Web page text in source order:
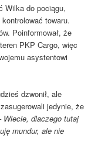
Wilka do pociągu,
towaru.
Poinformował, że
PKP Cargo, więc
asystentowi
dzwonił, ale
jedynie, że
Wiecie, dlaczego tutaj
mundur, ale nie